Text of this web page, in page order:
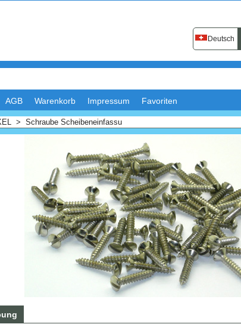
Deutsch
AGB Warenkorb Impressum Favoriten
> Schraube Scheibeneinfassu